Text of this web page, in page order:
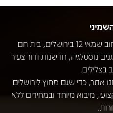
חנות תקליטים מיתולוגית ברחוב שמאי 12 בירושלים, בית חם
נוסטלגיה, חדשנות ודור צעיר
אתר, כדי שגם מחוץ לירושלים
מיבוא מיוחד ובמחירים ללא